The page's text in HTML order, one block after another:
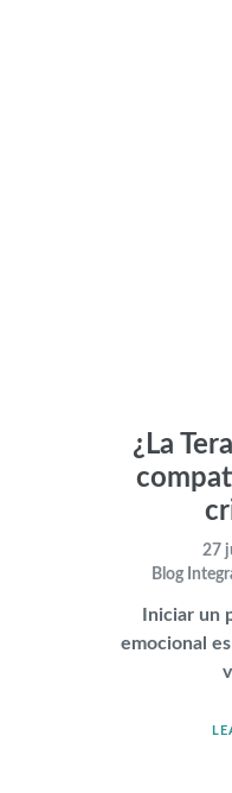
¿La
27
Blog
Iniciar un
emocional